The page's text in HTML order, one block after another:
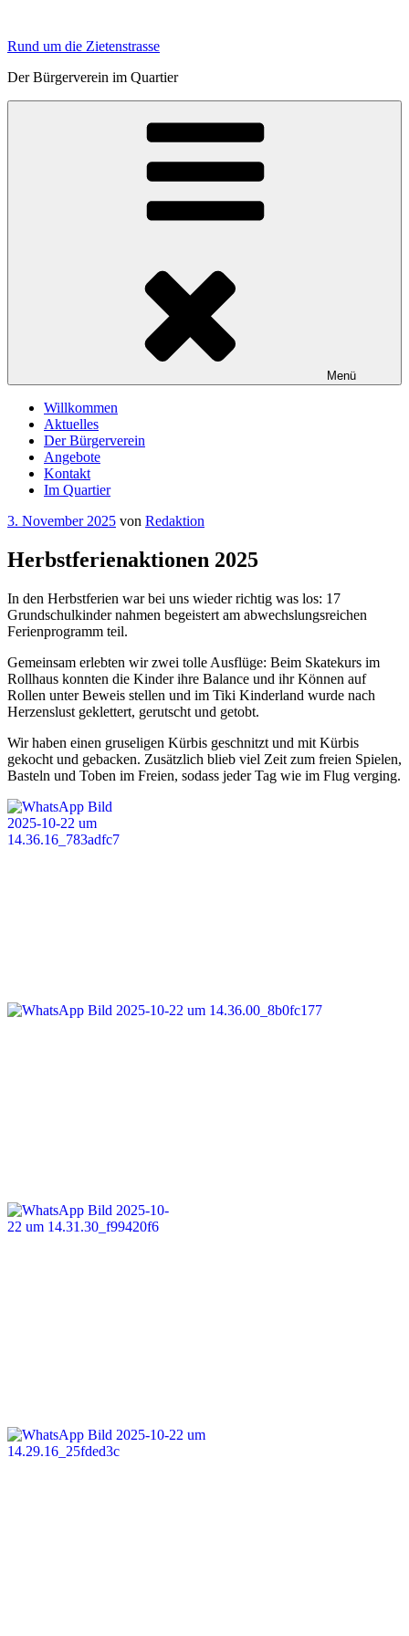
springen
Rund um die Zietenstrasse
Der Bürgerverein im Quartier
Menü
Willkommen
Aktuelles
Der Bürgerverein
Angebote
Kontakt
Im Quartier
Veröffentlicht
3. November 2025 von Redaktion
Herbstferienaktionen 2025
In den Herbstferien war bei uns wieder richtig was los: 17
Grundschulkinder nahmen begeistert am abwechslungsreichen
Ferienprogramm teil.
Gemeinsam erlebten wir zwei tolle Ausflüge: Beim Skatekurs im
Rollhaus konnten die Kinder ihre Balance und ihr Können auf
Rollen unter Beweis stellen und im Tiki Kinderland wurde nach
Herzenslust geklettert, gerutscht und getobt.
Wir haben einen gruseligen Kürbis geschnitzt und mit Kürbis
gekocht und gebacken. Zusätzlich blieb viel Zeit zum freien Spielen,
Basteln und Toben im Freien, sodass jeder Tag wie im Flug verging.